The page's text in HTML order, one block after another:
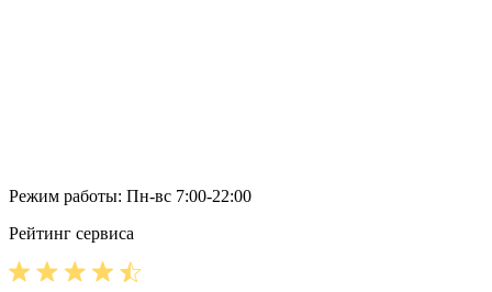
Режим работы: Пн-вс 7:00-22:00
Рейтинг сервиса